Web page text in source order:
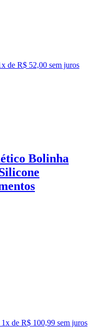
x de R$ 52,00 sem juros
Bolinha
1x de R$ 100,99 sem juros